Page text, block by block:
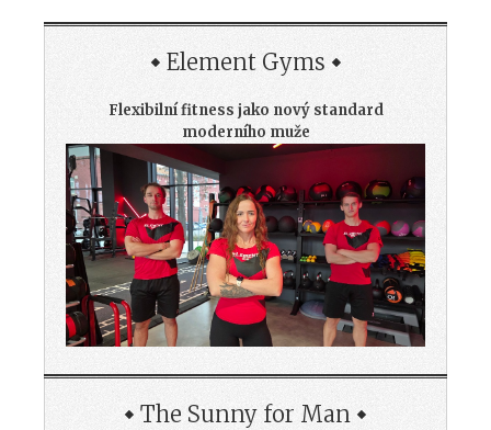
Element Gyms
Flexibilní fitness jako nový standard
moderního muže
The Sunny for Man